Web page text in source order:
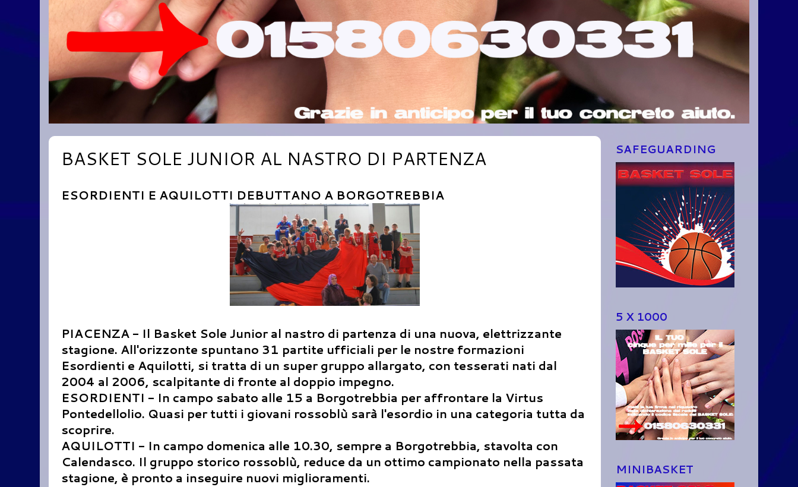
BASKET SOLE JUNIOR AL NASTRO DI PARTENZA
ESORDIENTI E AQUILOTTI DEBUTTANO A BORGOTREBBIA
PIACENZA - Il Basket Sole Junior al nastro di partenza di una nuova, elettrizzante
stagione. All'orizzonte spuntano 31 partite ufficiali per le nostre formazioni
Esordienti e Aquilotti, si tratta di un super gruppo allargato, con tesserati nati dal
2004 al 2006, scalpitante di fronte al doppio impegno.
ESORDIENTI - In campo sabato alle 15 a Borgotrebbia per affrontare la Virtus
Pontedellolio. Quasi per tutti i giovani rossoblù sarà l'esordio in una categoria tutta da
scoprire.
AQUILOTTI - In campo domenica alle 10.30, sempre a Borgotrebbia, stavolta con
Calendasco. Il gruppo storico rossoblù, reduce da un ottimo campionato nella passata
stagione, è pronto a inseguire nuovi miglioramenti.
SAFEGUARDING
5 X 1000
MINIBASKET